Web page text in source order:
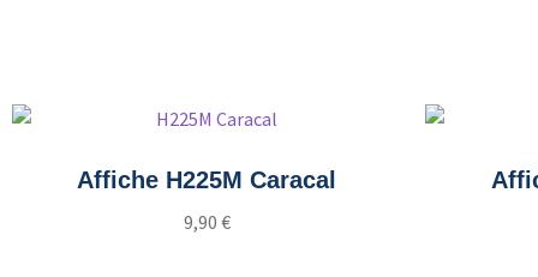
Affiche H225M Caracal
9,90 €